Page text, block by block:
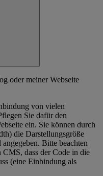
oder meiner Webseite
von vielen
Sie dafür den
ein. Sie können durch
die Darstellungsgröße
Bitte beachten
CMS, dass der Code in die
(eine Einbindung als